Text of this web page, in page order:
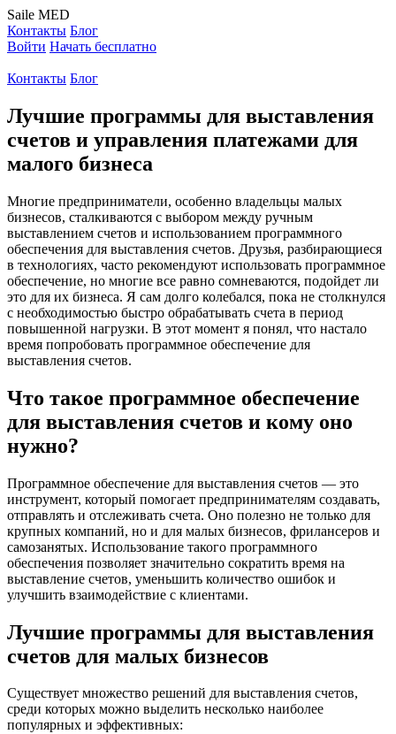
Saile MED
Контакты Блог
Войти Начать бесплатно
Контакты Блог
Лучшие программы для выставления
счетов и управления платежами для
малого бизнеса
Многие предприниматели, особенно владельцы малых
бизнесов, сталкиваются с выбором между ручным
выставлением счетов и использованием программного
обеспечения для выставления счетов. Друзья, разбирающиеся
в технологиях, часто рекомендуют использовать программное
обеспечение, но многие все равно сомневаются, подойдет ли
это для их бизнеса. Я сам долго колебался, пока не столкнулся
с необходимостью быстро обрабатывать счета в период
повышенной нагрузки. В этот момент я понял, что настало
время попробовать программное обеспечение для
выставления счетов.
Что такое программное обеспечение
для выставления счетов и кому оно
нужно?
Программное обеспечение для выставления счетов — это
инструмент, который помогает предпринимателям создавать,
отправлять и отслеживать счета. Оно полезно не только для
крупных компаний, но и для малых бизнесов, фрилансеров и
самозанятых. Использование такого программного
обеспечения позволяет значительно сократить время на
выставление счетов, уменьшить количество ошибок и
улучшить взаимодействие с клиентами.
Лучшие программы для выставления
счетов для малых бизнесов
Существует множество решений для выставления счетов,
среди которых можно выделить несколько наиболее
популярных и эффективных: